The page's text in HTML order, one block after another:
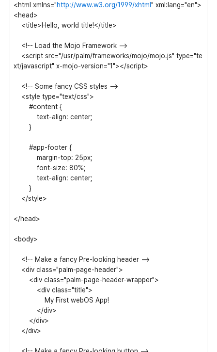
<html xmlns="http://www.w3.org/1999/xhtml " xml:lang="en">
<head>
<title>Hello, world title!</title>
<!-- Load the Mojo Framework -->
<script src="/usr/palm/frameworks/mojo/mojo.js" type="te
xt/javascript" x-mojo-version="1"></script>
<!-- Some fancy CSS styles -->
<style type="text/css">
#content {
text-align: center;
}
#app-footer {
margin-top: 25px;
font-size: 80%;
text-align: center;
}
</style>
</head>
<body>
<!-- Make a fancy Pre-looking header -->
<div class="palm-page-header">
<div class="palm-page-header-wrapper">
<div class="title">
My First webOS App!
</div>
</div>
</div>